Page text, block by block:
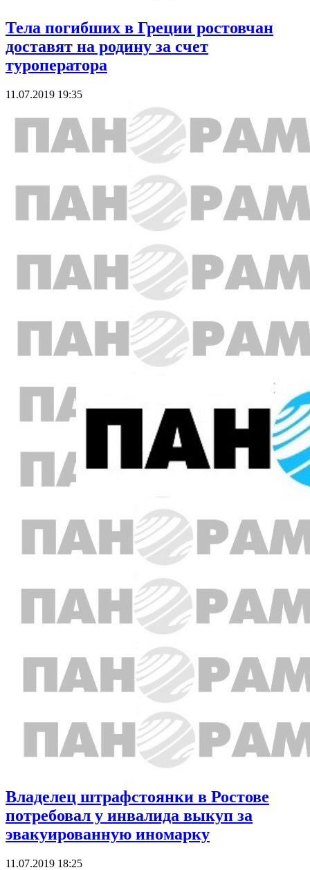
Тела погибших в Греции ростовчан
доставят на родину за счет
туроператора
11.07.2019 19:35
Владелец штрафстоянки в Ростове
потребовал у инвалида выкуп за
эвакуированную иномарку
11.07.2019 18:25